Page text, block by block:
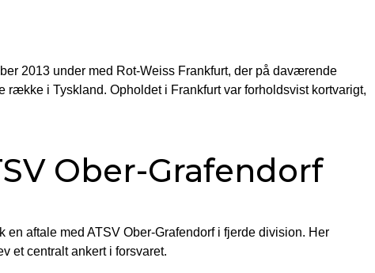
2013 under med Rot-Weiss Frankfurt, der på daværende
i Tyskland. Opholdet i Frankfurt var forholdsvist kortvarigt,
Ober-Grafendorf
aftale med ATSV Ober-Grafendorf i fjerde division. Her
et centralt ankert i forsvaret.